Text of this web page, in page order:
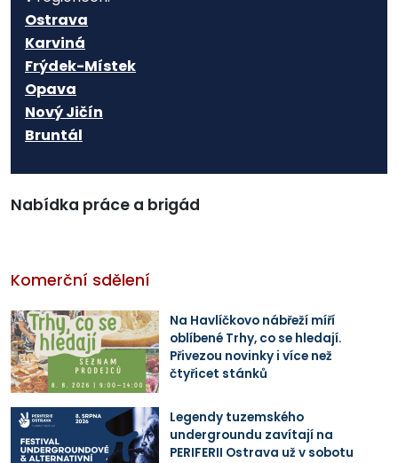
Ostrava
Karviná
Frýdek-Místek
Opava
Nový Jičín
Bruntál
Nabídka práce a brigád
Komerční sdělení
Na Havlíčkovo nábřeží míří
oblíbené Trhy, co se hledají.
Přivezou novinky i více než
čtyřicet stánků
Legendy tuzemského
undergroundu zavítají na
PERIFERII Ostrava už v sobotu